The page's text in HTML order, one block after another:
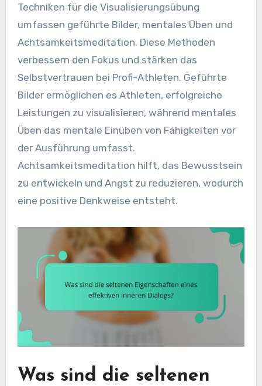
Techniken für die Visualisierungsübung
umfassen geführte Bilder, mentales Üben und
Achtsamkeitsmeditation. Diese Methoden
verbessern den Fokus und stärken das
Selbstvertrauen bei Profi-Athleten. Geführte
Bilder ermöglichen es Athleten, erfolgreiche
Leistungen zu visualisieren, während mentales
Üben das mentale Einüben von Fähigkeiten vor
der Ausführung umfasst.
Achtsamkeitsmeditation hilft, das Bewusstsein
zu entwickeln und Angst zu reduzieren, wodurch
eine positive Denkweise entsteht.
Was sind die seltenen